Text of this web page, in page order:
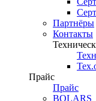
Партнёры
Контакты
Прайс
Прайс
BOLARS